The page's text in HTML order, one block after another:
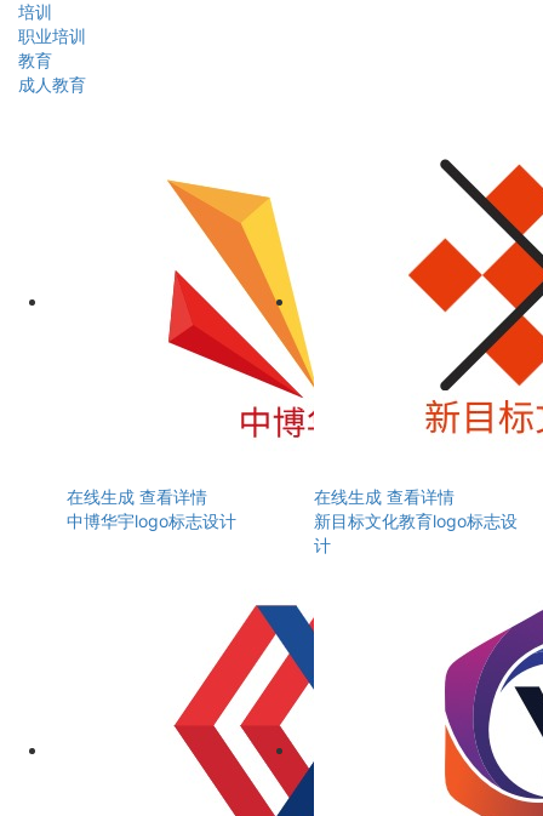
培训
职业培训
教育
成人教育
在线生成 查看详情
中博华宇logo标志设计
在线生成 查看详情
新目标文化教育logo标志设
计